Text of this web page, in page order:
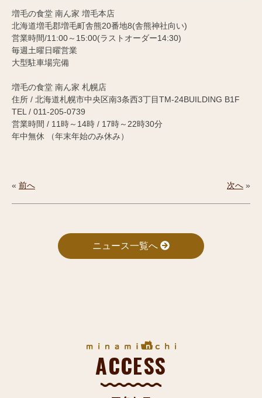
増毛の食堂 南ん家 増毛本店
北海道増毛郡増毛町舎熊20番地8(舎熊神社向い)
営業時間/11:00～15:00(ラストオーダー14:30)
毎週土曜日曜営業
大型駐車場完備
増毛の食堂 南ん家 札幌店
住所 / 北海道札幌市中央区南3条西3丁目TM-24BUILDING B1F
TEL / 011-205-0739
営業時間 / 11時～14時 / 17時～22時30分
年中無休 （年末年始のみ休み）
« 前へ 次へ »
ニュース一覧へ
ACCESS